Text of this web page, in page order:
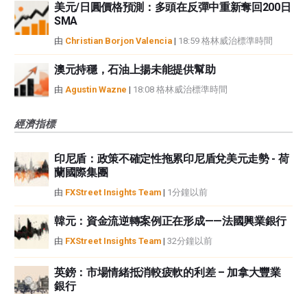
美元/日圓價格預測：多頭在反彈中重新奪回200日
SMA
由 Christian Borjon Valencia | 18:59 格林威治標準時間
澳元持穩，石油上揚未能提供幫助
由 Agustin Wazne | 18:08 格林威治標準時間
經濟指標
印尼盾：政策不確定性拖累印尼盾兌美元走勢 - 荷
蘭國際集團
由 FXStreet Insights Team | 1分鐘以前
韓元：資金流逆轉案例正在形成——法國興業銀行
由 FXStreet Insights Team | 32分鐘以前
英鎊：市場情緒抵消較疲軟的利差 – 加拿大豐業
銀行